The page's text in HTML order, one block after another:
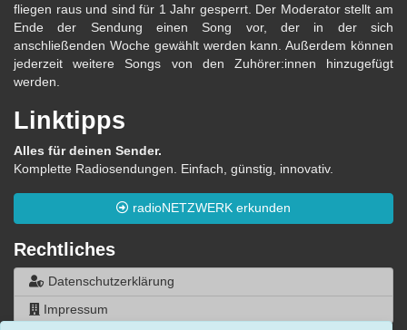
fliegen raus und sind für 1 Jahr gesperrt. Der Moderator stellt am
Ende der Sendung einen Song vor, der in der sich
anschließenden Woche gewählt werden kann. Außerdem können
jederzeit weitere Songs von den Zuhörer:innen hinzugefügt
werden.
Linktipps
Alles für deinen Sender.
Komplette Radiosendungen. Einfach, günstig, innovativ.
radioNETZWERK erkunden
Rechtliches
Datenschutzerklärung
Impressum